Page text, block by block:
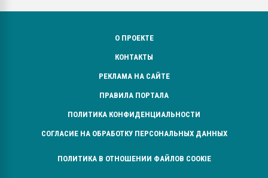
О ПРОЕКТЕ
КОНТАКТЫ
РЕКЛАМА НА САЙТЕ
ПРАВИЛА ПОРТАЛА
ПОЛИТИКА КОНФИДЕНЦИАЛЬНОСТИ
СОГЛАСИЕ НА ОБРАБОТКУ ПЕРСОНАЛЬНЫХ ДАННЫХ
ПОЛИТИКА В ОТНОШЕНИИ ФАЙЛОВ COOKIE